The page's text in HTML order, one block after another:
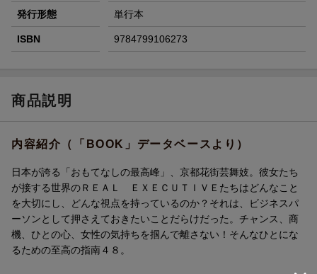
発行形態 単行本
ISBN 9784799106273
商品説明
内容紹介（「BOOK」データベースより）
日本が誇る「おもてなしの最高峰」、京都花街芸舞妓。彼女たち
が接する世界のＲＥＡＬ ＥＸＥＣＵＴＩＶＥたちはどんなこと
を大切にし、どんな視点を持っているのか？それは、ビジネスパ
ーソンとして押さえておきたいことだらけだった。チャンス、商
機、ひとの心、女性の気持ちを掴んで離さない！そんなひとにな
るための至高の指南４８。